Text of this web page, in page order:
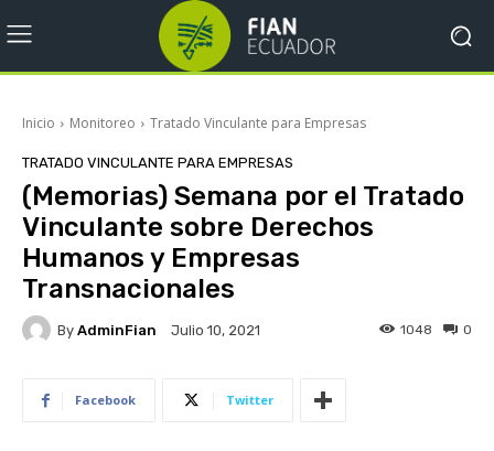
Inicio Monitoreo Tratado Vinculante para Empresas
TRATADO VINCULANTE PARA EMPRESAS
(Memorias) Semana por el Tratado
Vinculante sobre Derechos
Humanos y Empresas
Transnacionales
By AdminFian Julio 10, 2021 0
1048
Facebook Twitter